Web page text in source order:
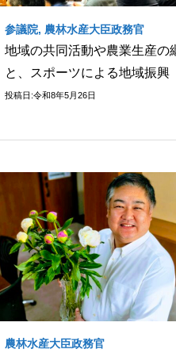
参議院, 農林水産大臣政務官
地域の共同活動や農業生産の
と、スポーツによる地域振興
投稿日:令和8年5月26日
農林水産大臣政務官